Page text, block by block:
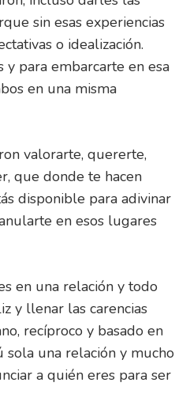
sin esas experiencias
o idealización.
para embarcarte en esa
en una misma
valorarte, quererte,
que donde te hacen
disponible para adivinar
en esos lugares
en una relación y todo
y llenar las carencias
recíproco y basado en
sola una relación y mucho
a quién eres para ser